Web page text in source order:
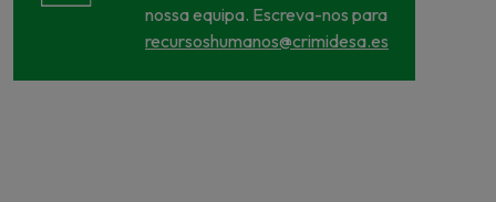
nossa equipa. Escreva-nos para
recursoshumanos@crimidesa.es